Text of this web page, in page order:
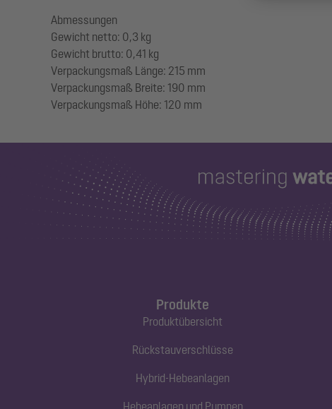
Abmessungen
Gewicht netto: 0,3 kg
Gewicht brutto: 0,41 kg
Verpackungsmaß Länge: 215 mm
Verpackungsmaß Breite: 190 mm
Produkte
Produktübersicht
Rückstauverschlüsse
Hybrid-Hebeanlagen
Hebeanlagen und Pumpen